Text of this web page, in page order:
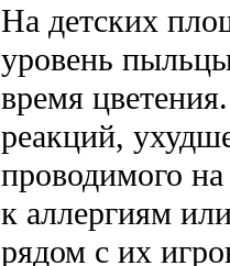
На детских
уровень
время
реакций,
проводимого
к аллергиям
рядом с их